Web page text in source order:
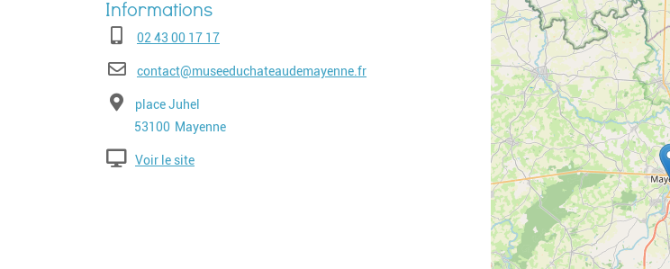
Téléphone02 43 00 17 17
E-mailcontact@museeduchateaudemayenne.fr
Adresseplace Juhel
Code postal
53100 Ville
Mayenne
Voir le site
Geolocalisation